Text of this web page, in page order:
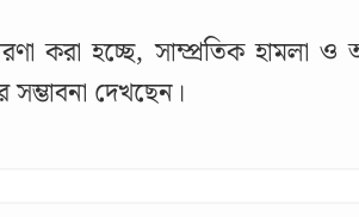
করা হচ্ছে, সাম্প্রতিক হামলা ও
দেখছেন।